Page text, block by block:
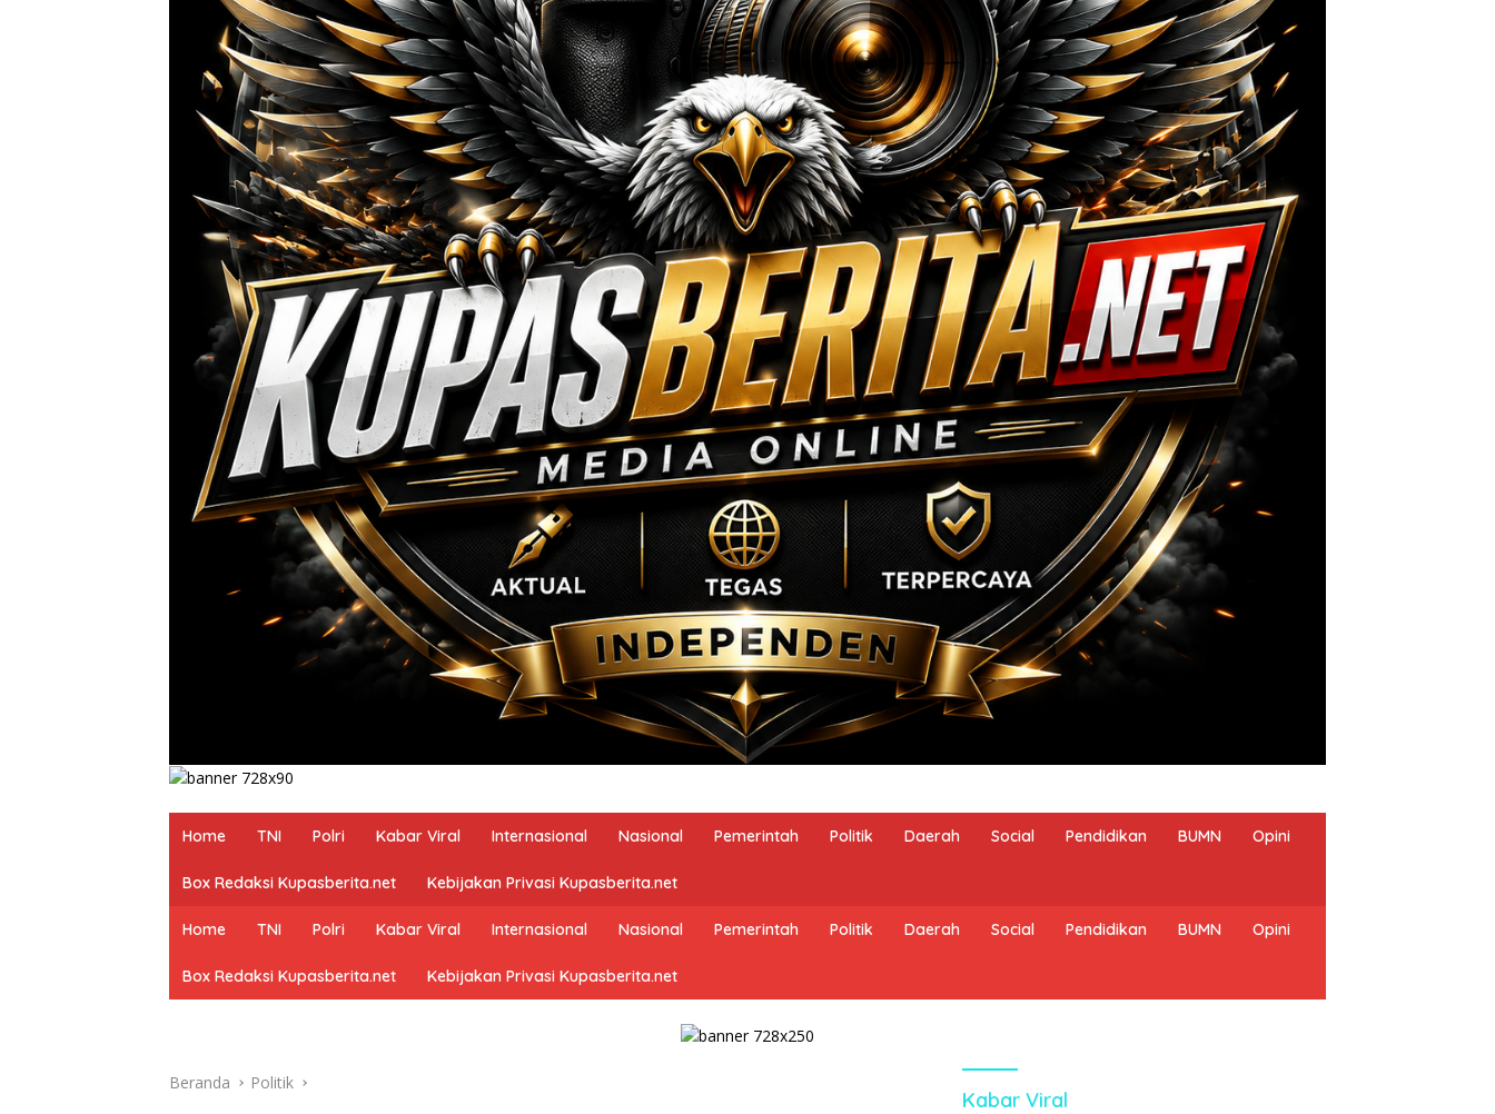
Home TNI Polri Kabar Viral Internasional Nasional Pemerintah Politik Daerah Social Pendidikan BUMN Opini
Box Redaksi Kupasberita.net Kebijakan Privasi Kupasberita.net
Home TNI Polri Kabar Viral Internasional Nasional Pemerintah Politik Daerah Social Pendidikan BUMN Opini
Box Redaksi Kupasberita.net Kebijakan Privasi Kupasberita.net
Beranda Politik
Kabar Viral